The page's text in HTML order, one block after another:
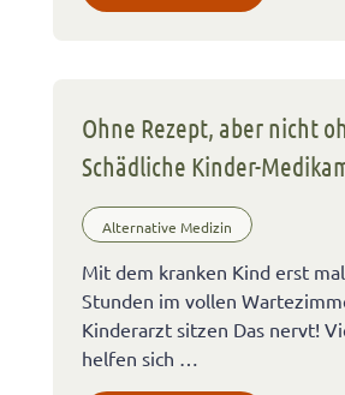
Ohne Rezept, aber nicht
Schädliche Kinder-
Alternative Medizin
Mit dem kranken Kind erst
Stunden im vollen
Kinderarzt sitzen Das nervt!
helfen sich …